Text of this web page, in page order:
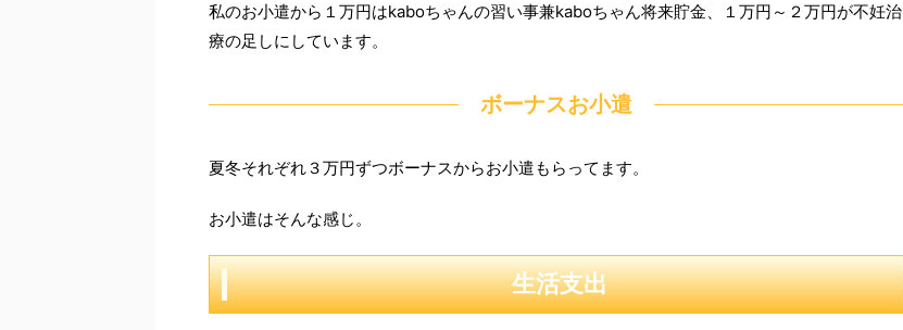
私のお小遣から１万円はkaboちゃんの習い事兼kaboちゃん将来貯金、１万円～２万円が不妊治
療の足しにしています。
ボーナスお小遣
夏冬それぞれ３万円ずつボーナスからお小遣もらってます。
お小遣はそんな感じ。
生活支出